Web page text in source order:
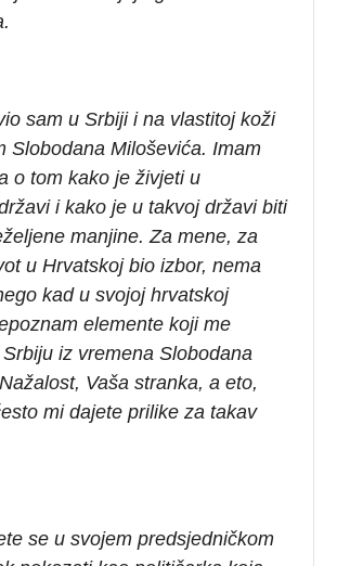
sam u Srbiji i na vlastitoj koži
Slobodana Miloševića. Imam
o tom kako je živjeti u
i kako je u takvoj državi biti
manjine. Za mene, za
u Hrvatskoj bio izbor, nema
kad u svojoj hrvatskoj
elemente koji me
iz vremena Slobodana
Vaša stranka, a eto,
mi dajete prilike za takav
se u svojem predsjedničkom